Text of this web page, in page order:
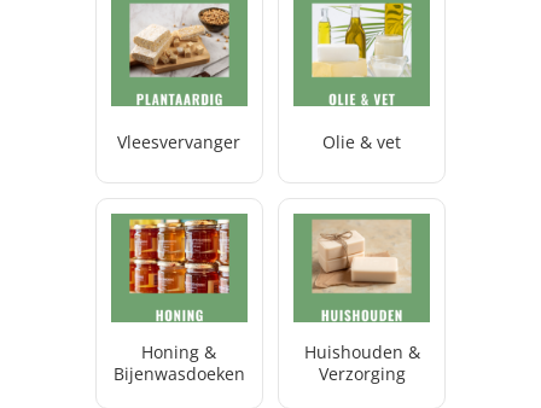
Vleesvervanger Olie & vet
Honing &
Bijenwasdoeken
Huishouden &
Verzorging